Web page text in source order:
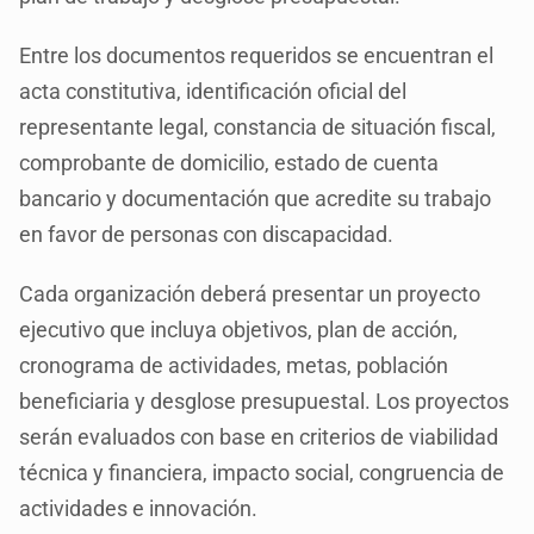
Entre los documentos requeridos se encuentran el
acta constitutiva, identificación oficial del
representante legal, constancia de situación fiscal,
comprobante de domicilio, estado de cuenta
bancario y documentación que acredite su trabajo
en favor de personas con discapacidad.
Cada organización deberá presentar un proyecto
ejecutivo que incluya objetivos, plan de acción,
cronograma de actividades, metas, población
beneficiaria y desglose presupuestal. Los proyectos
serán evaluados con base en criterios de viabilidad
técnica y financiera, impacto social, congruencia de
actividades e innovación.